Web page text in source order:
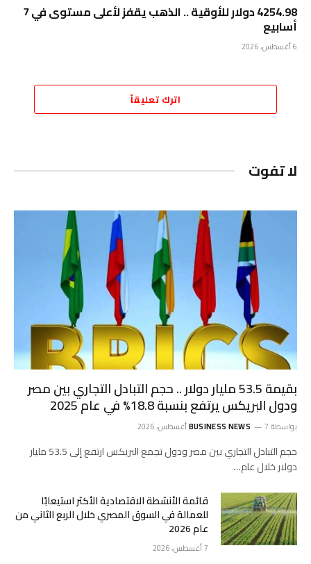
4254.98 دولار للأوقية .. الذهب يقفز لأعلى مستوى في 7
أسابيع
6 أغسطس، 2026
اترك تعليقاً
لا تفوت
بقيمة 53.5 مليار دولار .. حجم التبادل التجاري بين مصر
ودول البريكس يرتفع بنسبة 18.8% في عام 2025
بواسطة BUSINESS NEWS 7 أغسطس، 2026
حجم التبادل التجاري بين مصر ودول تجمع البريكس ارتفع إلى 53.5 مليار
دولار خلال عام…
قائمة الأنشطة الاقتصادية الأكثر استيعابًا
للعمالة في السوق المصري خلال الربع الثاني من
عام 2026
7 أغسطس، 2026